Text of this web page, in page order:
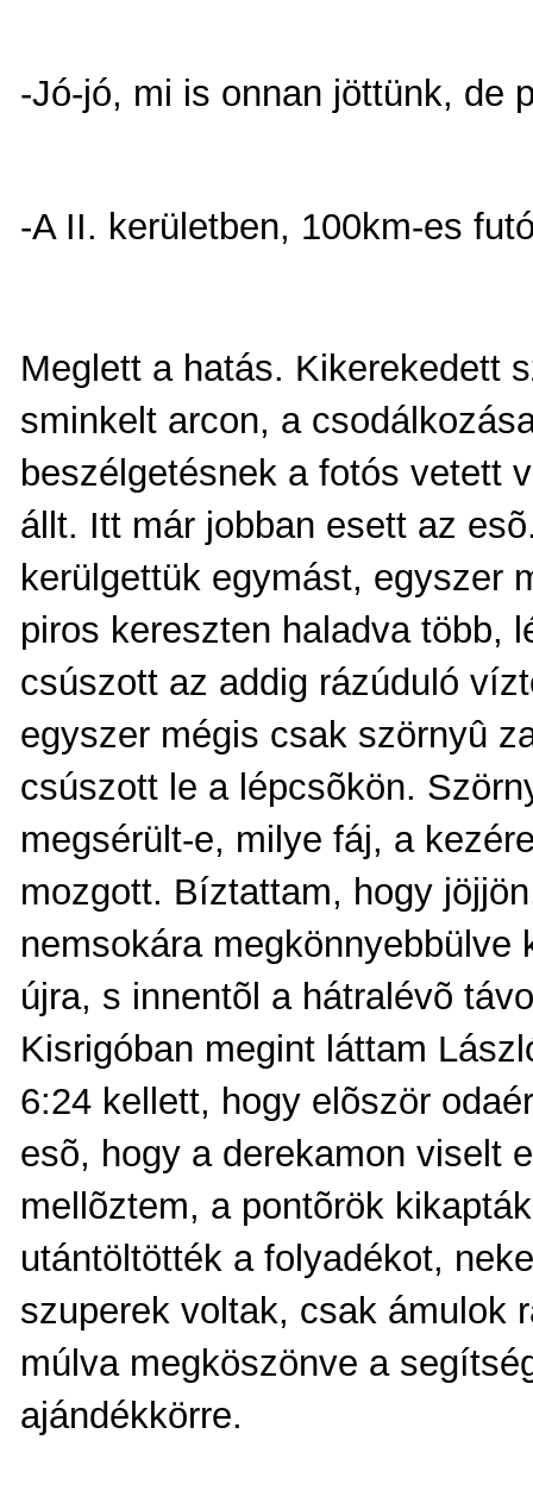
-Jó-jó, mi is onnan jöttünk, de
-A II. kerületben, 100km-es
Meglett a hatás. Kikerekedett
sminkelt arcon, a
beszélgetésnek a fotós vetett
állt. Itt már jobban esett az
kerülgettük egymást, egyszer
piros kereszten haladva több,
csúszott az addig rázúduló
egyszer mégis csak szörnyû
csúszott le a lépcsõkön.
megsérült-e, milye fáj, a
mozgott. Bíztattam, hogy
nemsokára
újra, s innentõl a hátralévõ
Kisrigóban megint láttam
6:24 kellett, hogy elõször
esõ, hogy a derekamon viselt
mellõztem, a pontõrök
utántöltötték a folyadékot,
szuperek voltak, csak ámulok
múlva megköszönve a
ajándékkörre.